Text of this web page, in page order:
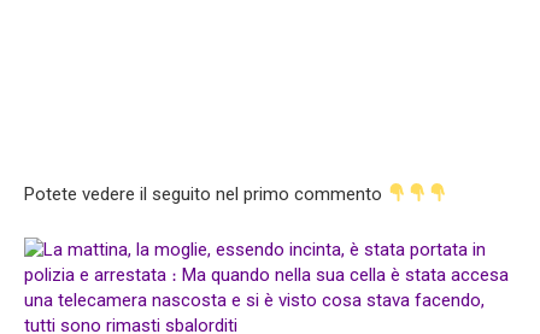
Potete vedere il seguito nel primo commento